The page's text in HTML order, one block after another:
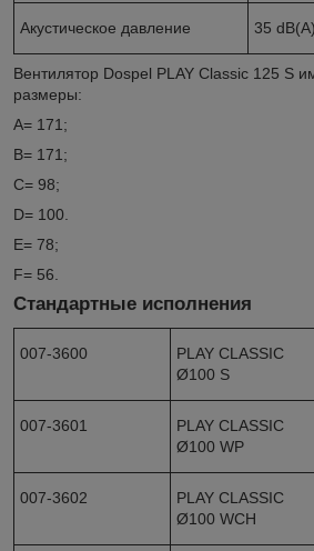
Акустическое давление 35 dB(A)
Вентилятор Dospel PLAY Classic 125 S
размеры:
A= 171;
B= 171;
C= 98;
D= 100.
E= 78;
F= 56.
Cтандартные исполнения
007-3600
PLAY CLASSIC
Ø100 S
007-3601
PLAY CLASSIC
Ø100 WP
007-3602
PLAY CLASSIC
Ø100 WCH